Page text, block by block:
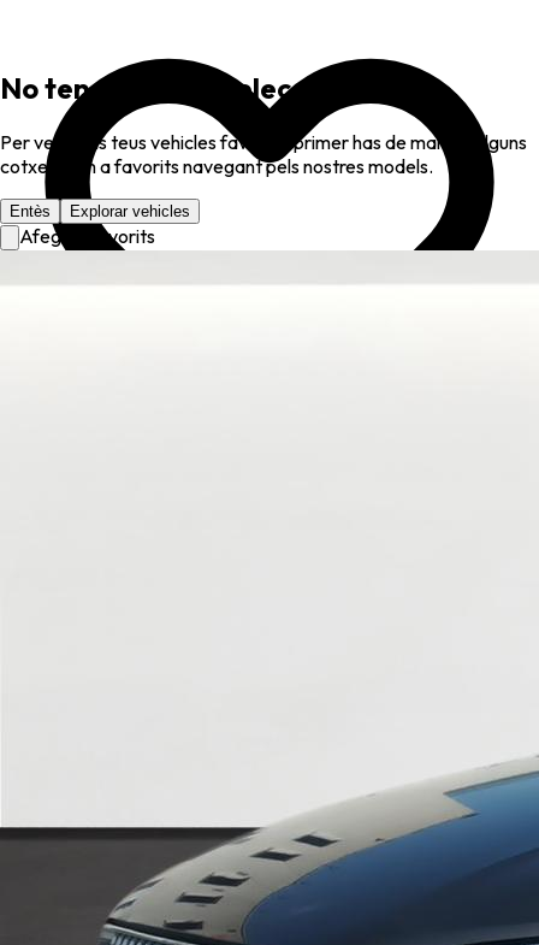
No tens favorits seleccionats
Per veure els teus vehicles favorits, primer has de marcar alguns
cotxes com a favorits navegant pels nostres models.
Entès Explorar vehicles
Afegir a favorits